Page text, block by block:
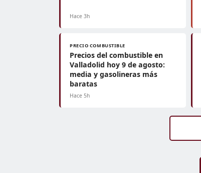
Hace 3h
PRECIO COMBUSTIBLE
Precios del combustible en
Valladolid hoy 9 de agosto:
media y gasolineras más
baratas
Hace 5h